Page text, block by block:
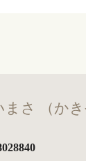
さ （か